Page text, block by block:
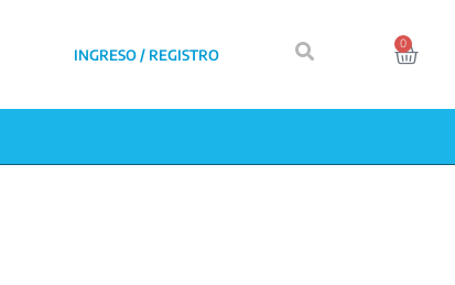
INGRESO / REGISTRO
0